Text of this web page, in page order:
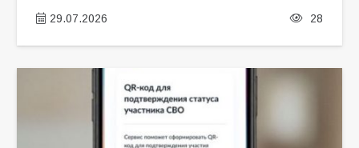
29.07.2026 28